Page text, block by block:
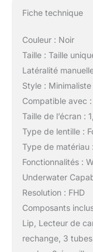
Fiche technique
Couleur : Noir
Taille : Taille
Latéralité
Style : Minimaliste
Compatible avec
Taille de l’écran :
Type de lentille :
Type de matériau
Fonctionnalités :
Underwater
Resolution : FHD
Composants
Lip, Lecteur de
rechange, 3